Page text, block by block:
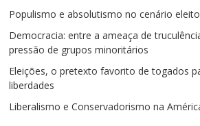
Populismo e absolutismo no cenário
Democracia: entre a ameaça de
pressão de grupos minoritários
Eleições, o pretexto favorito de togados
liberdades
Liberalismo e Conservadorismo na